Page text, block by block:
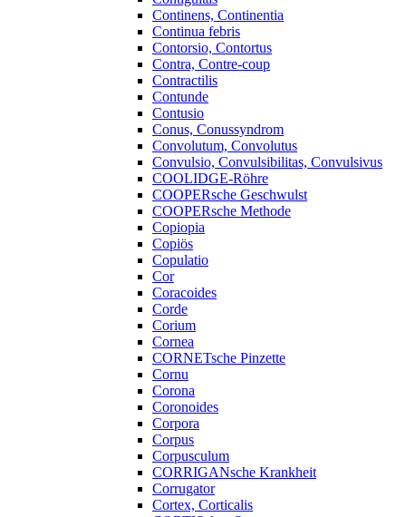
Continens, Continentia
Continua febris
Contorsio, Contortus
Contra, Contre-coup
Contractilis
Contunde
Contusio
Conus, Conussyndrom
Convolutum, Convolutus
Convulsio, Convulsibilitas, Convulsivus
COOLIDGE-Röhre
COOPERsche Geschwulst
COOPERsche Methode
Copiopia
Copiös
Copulatio
Cor
Coracoides
Corde
Corium
Cornea
CORNETsche Pinzette
Cornu
Corona
Coronoides
Corpora
Corpus
Corpusculum
CORRIGANsche Krankheit
Corrugator
Cortex, Corticalis